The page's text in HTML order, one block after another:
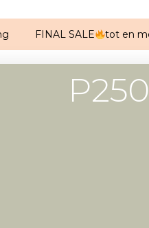
FINAL SALE tot en